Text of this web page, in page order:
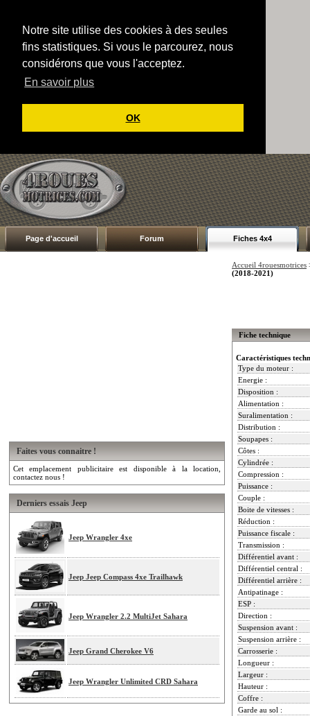
Notre site utilise des cookies à des seules
fins statistiques. Si vous le parcourez, nous
considérons que vous l'acceptez.
En savoir plus
OK
Page d'accueil Forum Fiches 4x4
Faites vous connaitre !
Cet emplacement publicitaire est disponible à la location,
contactez nous !
Derniers essais Jeep
Jeep Wrangler 4xe
Jeep Jeep Compass 4xe Trailhawk
Jeep Wrangler 2.2 MultiJet Sahara
Jeep Grand Cherokee V6
Jeep Wrangler Unlimited CRD Sahara
Accueil 4rouesmotrices
(2018-2021)
Fiche technique
Caractéristiques
Type du moteur :
Energie :
Disposition :
Alimentation :
Suralimentation :
Distribution :
Soupapes :
Côtes :
Cylindrée :
Compression :
Puissance :
Couple :
Boite de vitesses :
Réduction :
Puissance fiscale :
Transmission :
Différentiel avant :
Différentiel central :
Différentiel arrière :
Antipatinage :
ESP :
Direction :
Suspension avant :
Suspension arrière :
Carrosserie :
Longueur :
Largeur :
Hauteur :
Coffre :
Garde au sol :